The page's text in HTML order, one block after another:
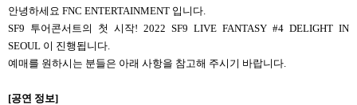
안녕하세요 FNC ENTERTAINMENT 입니다.
SF9 투어콘서트의 첫 시작! 2022 SF9 LIVE FANTASY #4 DELIGHT IN
SEOUL 이 진행됩니다.
예매를 원하시는 분들은 아래 사항을 참고해 주시기 바랍니다.
[공연 정보]